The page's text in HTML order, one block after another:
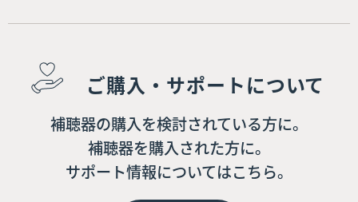
ご購入・サポートについて
補聴器の購入を検討されている方に。
補聴器を購入された方に。
サポート情報についてはこちら。